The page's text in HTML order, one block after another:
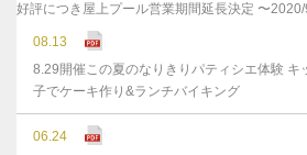
好評につき屋上プール営業期間延長決定 〜
08.13
8.29開催この夏のなりきりパティシエ体験 キ
子でケーキ作り&ランチバイキング
06.24